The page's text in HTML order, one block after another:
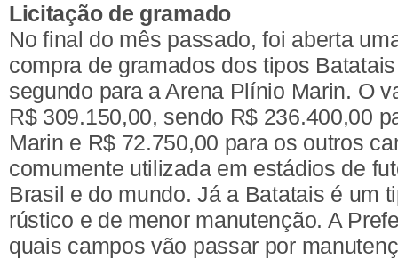
Licitação de gramado
No final do mês passado, foi aberta
compra de gramados dos tipos
segundo para a Arena Plínio Marin. O
R$ 309.150,00, sendo R$ 236.400,00
Marin e R$ 72.750,00 para os outros
comumente utilizada em estádios de
Brasil e do mundo. Já a Batatais é um
rústico e de menor manutenção. A
quais campos vão passar por